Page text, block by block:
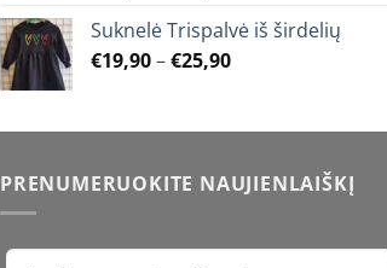
€12,90
through
Suknelė Trispalvė iš širdelių
€19,90–€25,90Price
through
PRENUMERUOKITE NAUJIENLAIŠKĮ